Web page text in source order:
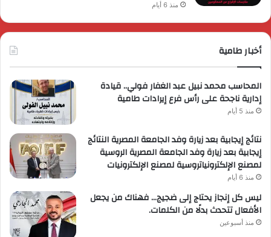
منذ 6 أيام
أخبار طامية
المحاسب محمد نبيل عبد الغفار فولي.. قيادة
إدارية ناجحة على رأس فرع إيرادات طامية
منذ 5 أيام
نتائج إيجابية بعد زيارة وفد الجامعة المصرية النتائج
إيجابية بعد زيارة وفد الجامعة المصرية الروسية
لمصنع الإلكترونياتروسية لمصنع الإلكترونيات
منذ 6 أيام
ليس كل إنجاز يحتاج إلى ضجيج… فهناك من يجعل
الأفعال تتحدث بدلًا من الكلمات.
منذ أسبوعين